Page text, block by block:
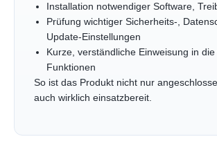
Installation notwendiger Software,
Prüfung wichtiger Sicherheits-,
Update-Einstellungen
Kurze, verständliche Einweisung in
Funktionen
So ist das Produkt nicht nur
auch wirklich einsatzbereit.